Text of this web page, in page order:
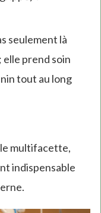
seulement là
prend soin
tout au long
multifacette,
indispensable